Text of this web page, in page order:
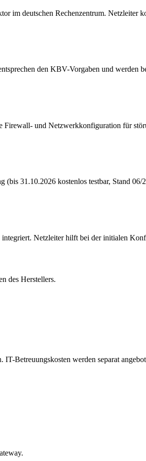
im deutschen Rechenzentrum. Netzleiter
den KBV-Vorgaben und werden
und Netzwerkkonfiguration für
31.10.2026 kostenlos testbar, Stand 06/
Netzleiter hilft bei der initialen
des Herstellers.
Betreuungskosten werden separat